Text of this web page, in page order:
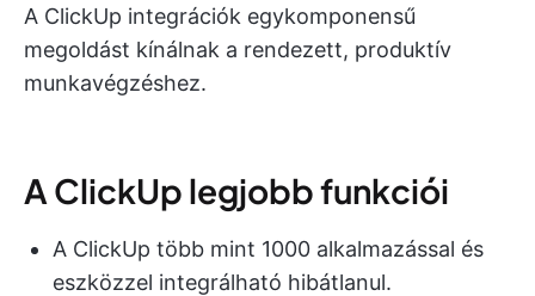
A ClickUp integrációk egykomponensű
megoldást kínálnak a rendezett, produktív
munkavégzéshez.
A ClickUp legjobb funkciói
A ClickUp több mint 1000 alkalmazással és
eszközzel integrálható hibátlanul.